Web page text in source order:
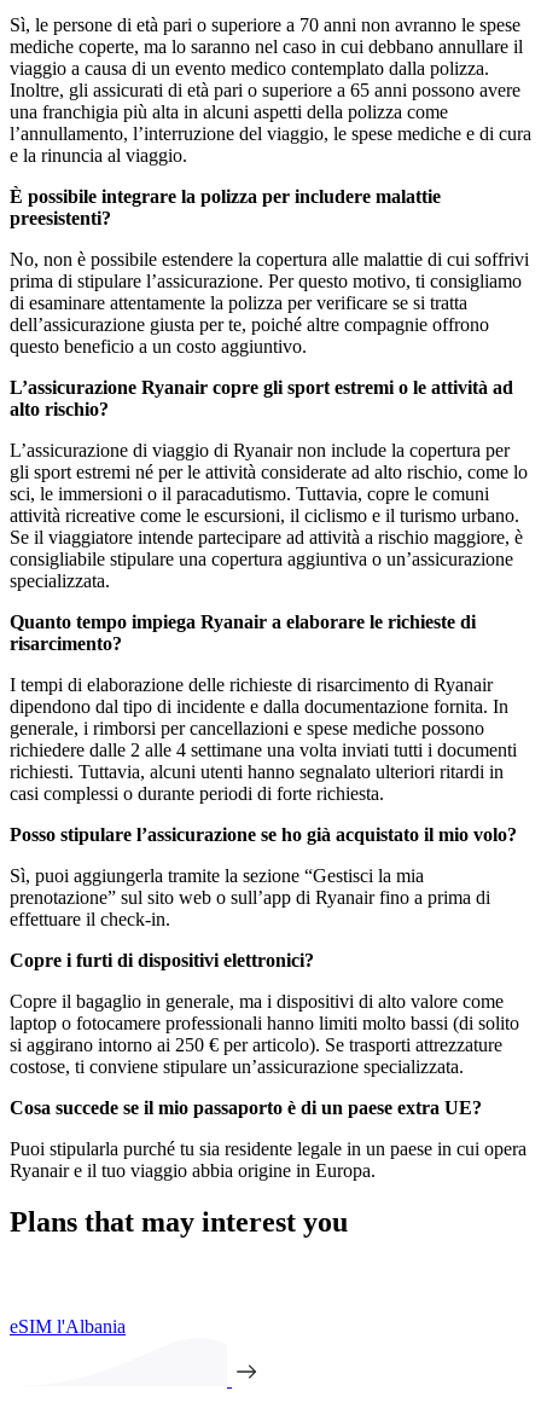
Sì, le persone di età pari o superiore a 70 anni non avranno le spese
mediche coperte, ma lo saranno nel caso in cui debbano annullare il
viaggio a causa di un evento medico contemplato dalla polizza.
Inoltre, gli assicurati di età pari o superiore a 65 anni possono avere
una franchigia più alta in alcuni aspetti della polizza come
l’annullamento, l’interruzione del viaggio, le spese mediche e di cura
e la rinuncia al viaggio.
È possibile integrare la polizza per includere malattie
preesistenti?
No, non è possibile estendere la copertura alle malattie di cui soffrivi
prima di stipulare l’assicurazione. Per questo motivo, ti consigliamo
di esaminare attentamente la polizza per verificare se si tratta
dell’assicurazione giusta per te, poiché altre compagnie offrono
questo beneficio a un costo aggiuntivo.
L’assicurazione Ryanair copre gli sport estremi o le attività ad
alto rischio?
L’assicurazione di viaggio di Ryanair non include la copertura per
gli sport estremi né per le attività considerate ad alto rischio, come lo
sci, le immersioni o il paracadutismo. Tuttavia, copre le comuni
attività ricreative come le escursioni, il ciclismo e il turismo urbano.
Se il viaggiatore intende partecipare ad attività a rischio maggiore, è
consigliabile stipulare una copertura aggiuntiva o un’assicurazione
specializzata.
Quanto tempo impiega Ryanair a elaborare le richieste di
risarcimento?
I tempi di elaborazione delle richieste di risarcimento di Ryanair
dipendono dal tipo di incidente e dalla documentazione fornita. In
generale, i rimborsi per cancellazioni e spese mediche possono
richiedere dalle 2 alle 4 settimane una volta inviati tutti i documenti
richiesti. Tuttavia, alcuni utenti hanno segnalato ulteriori ritardi in
casi complessi o durante periodi di forte richiesta.
Posso stipulare l’assicurazione se ho già acquistato il mio volo?
Sì, puoi aggiungerla tramite la sezione “Gestisci la mia
prenotazione” sul sito web o sull’app di Ryanair fino a prima di
effettuare il check-in.
Copre i furti di dispositivi elettronici?
Copre il bagaglio in generale, ma i dispositivi di alto valore come
laptop o fotocamere professionali hanno limiti molto bassi (di solito
si aggirano intorno ai 250 € per articolo). Se trasporti attrezzature
costose, ti conviene stipulare un’assicurazione specializzata.
Cosa succede se il mio passaporto è di un paese extra UE?
Puoi stipularla purché tu sia residente legale in un paese in cui opera
Ryanair e il tuo viaggio abbia origine in Europa.
Plans that may interest you
eSIM l'Albania